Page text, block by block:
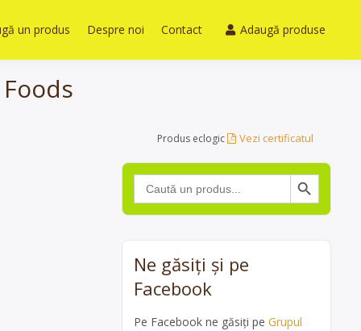
un produs Despre noi Contact Adaugă produse
Produs eclogic Vezi certificatul
Search
for:
Search Button
Ne găsiți și pe
Facebook
Pe Facebook ne găsiți pe Grupul